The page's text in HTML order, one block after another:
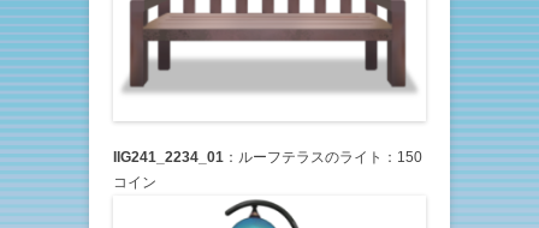
IIG241_2234_01 ：ルーフテラスのライト：150
コイン